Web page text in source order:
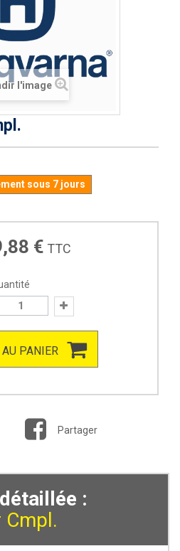
l'image
sous 7 jours
€ TTC
PANIER
Partager
:
Cmpl.